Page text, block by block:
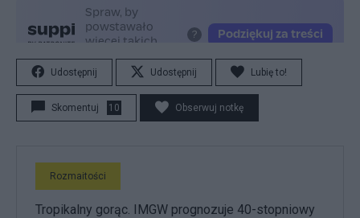
Udostępnij Udostępnij Lubię to!
Skomentuj 10 Obserwuj notkę
Rozmaitości
Tropikalny gorąc. IMGW prognozuje 40-stopniowy